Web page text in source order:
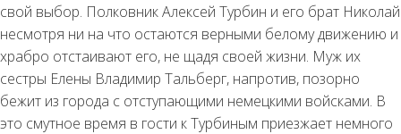
свой выбор. Полковник Алексей Турбин и его брат Николай
несмотря ни на что остаются верными белому движению и
храбро отстаивают его, не щадя своей жизни. Муж их
сестры Елены Владимир Тальберг, напротив, позорно
бежит из города с отступающими немецкими войсками. В
это смутное время в гости к Турбиным приезжает немного